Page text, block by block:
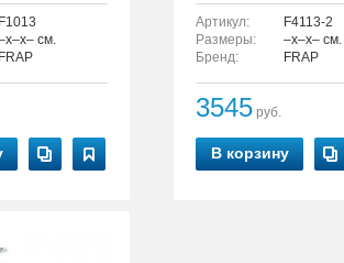
F1013
см.
FRAP
Артикул:
F4113-2
Размеры:
–x–x– см.
Бренд:
FRAP
3545 руб.
В корзину